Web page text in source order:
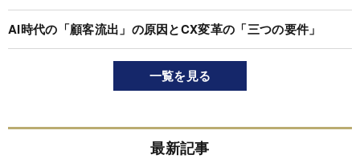
AI時代の「顧客流出」の原因とCX変革の「三つの要件」
一覧を見る
最新記事